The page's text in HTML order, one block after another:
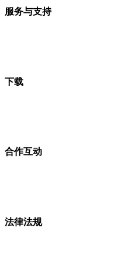
服务与支持
下载
合作互动
法律法规